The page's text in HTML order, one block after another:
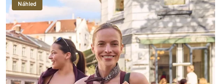
Náhled